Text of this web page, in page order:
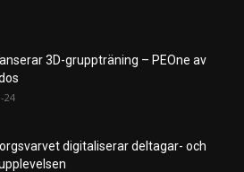
3D-gruppträning – PEOne av
24
digitaliserar deltagar- och